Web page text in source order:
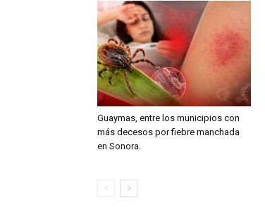
Guaymas, entre los municipios con
más decesos por fiebre manchada
en Sonora.